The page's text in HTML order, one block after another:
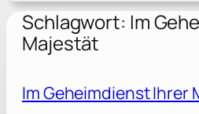
Schlagwort: Im
Majestät
Im Geheimdienst Ihrer